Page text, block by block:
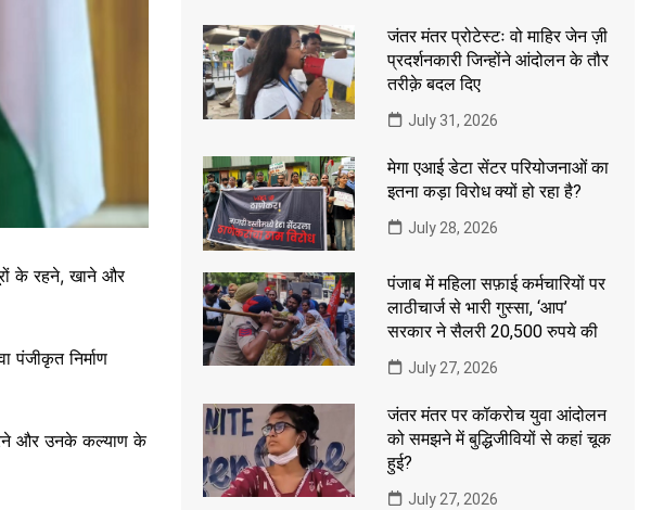
के रहने, खाने और
पंजीकृत निर्माण
और उनके कल्याण के
जंतर मंतर प्रोटेस्टः वो माहिर जेन ज़ी
प्रदर्शनकारी जिन्होंने आंदोलन के तौर
तरीक़े बदल दिए
July 31, 2026
मेगा एआई डेटा सेंटर परियोजनाओं का
इतना कड़ा विरोध क्यों हो रहा है?
July 28, 2026
पंजाब में महिला सफ़ाई कर्मचारियों पर
लाठीचार्ज से भारी गुस्सा, ‘आप’
सरकार ने सैलरी 20,500 रुपये की
July 27, 2026
जंतर मंतर पर कॉकरोच युवा आंदोलन
को समझने में बुद्धिजीवियों से कहां चूक
हुई?
July 27, 2026